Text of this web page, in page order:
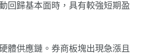
回歸基本面時，具有較強短期盈
體供應鏈。券商板塊出現急漲且